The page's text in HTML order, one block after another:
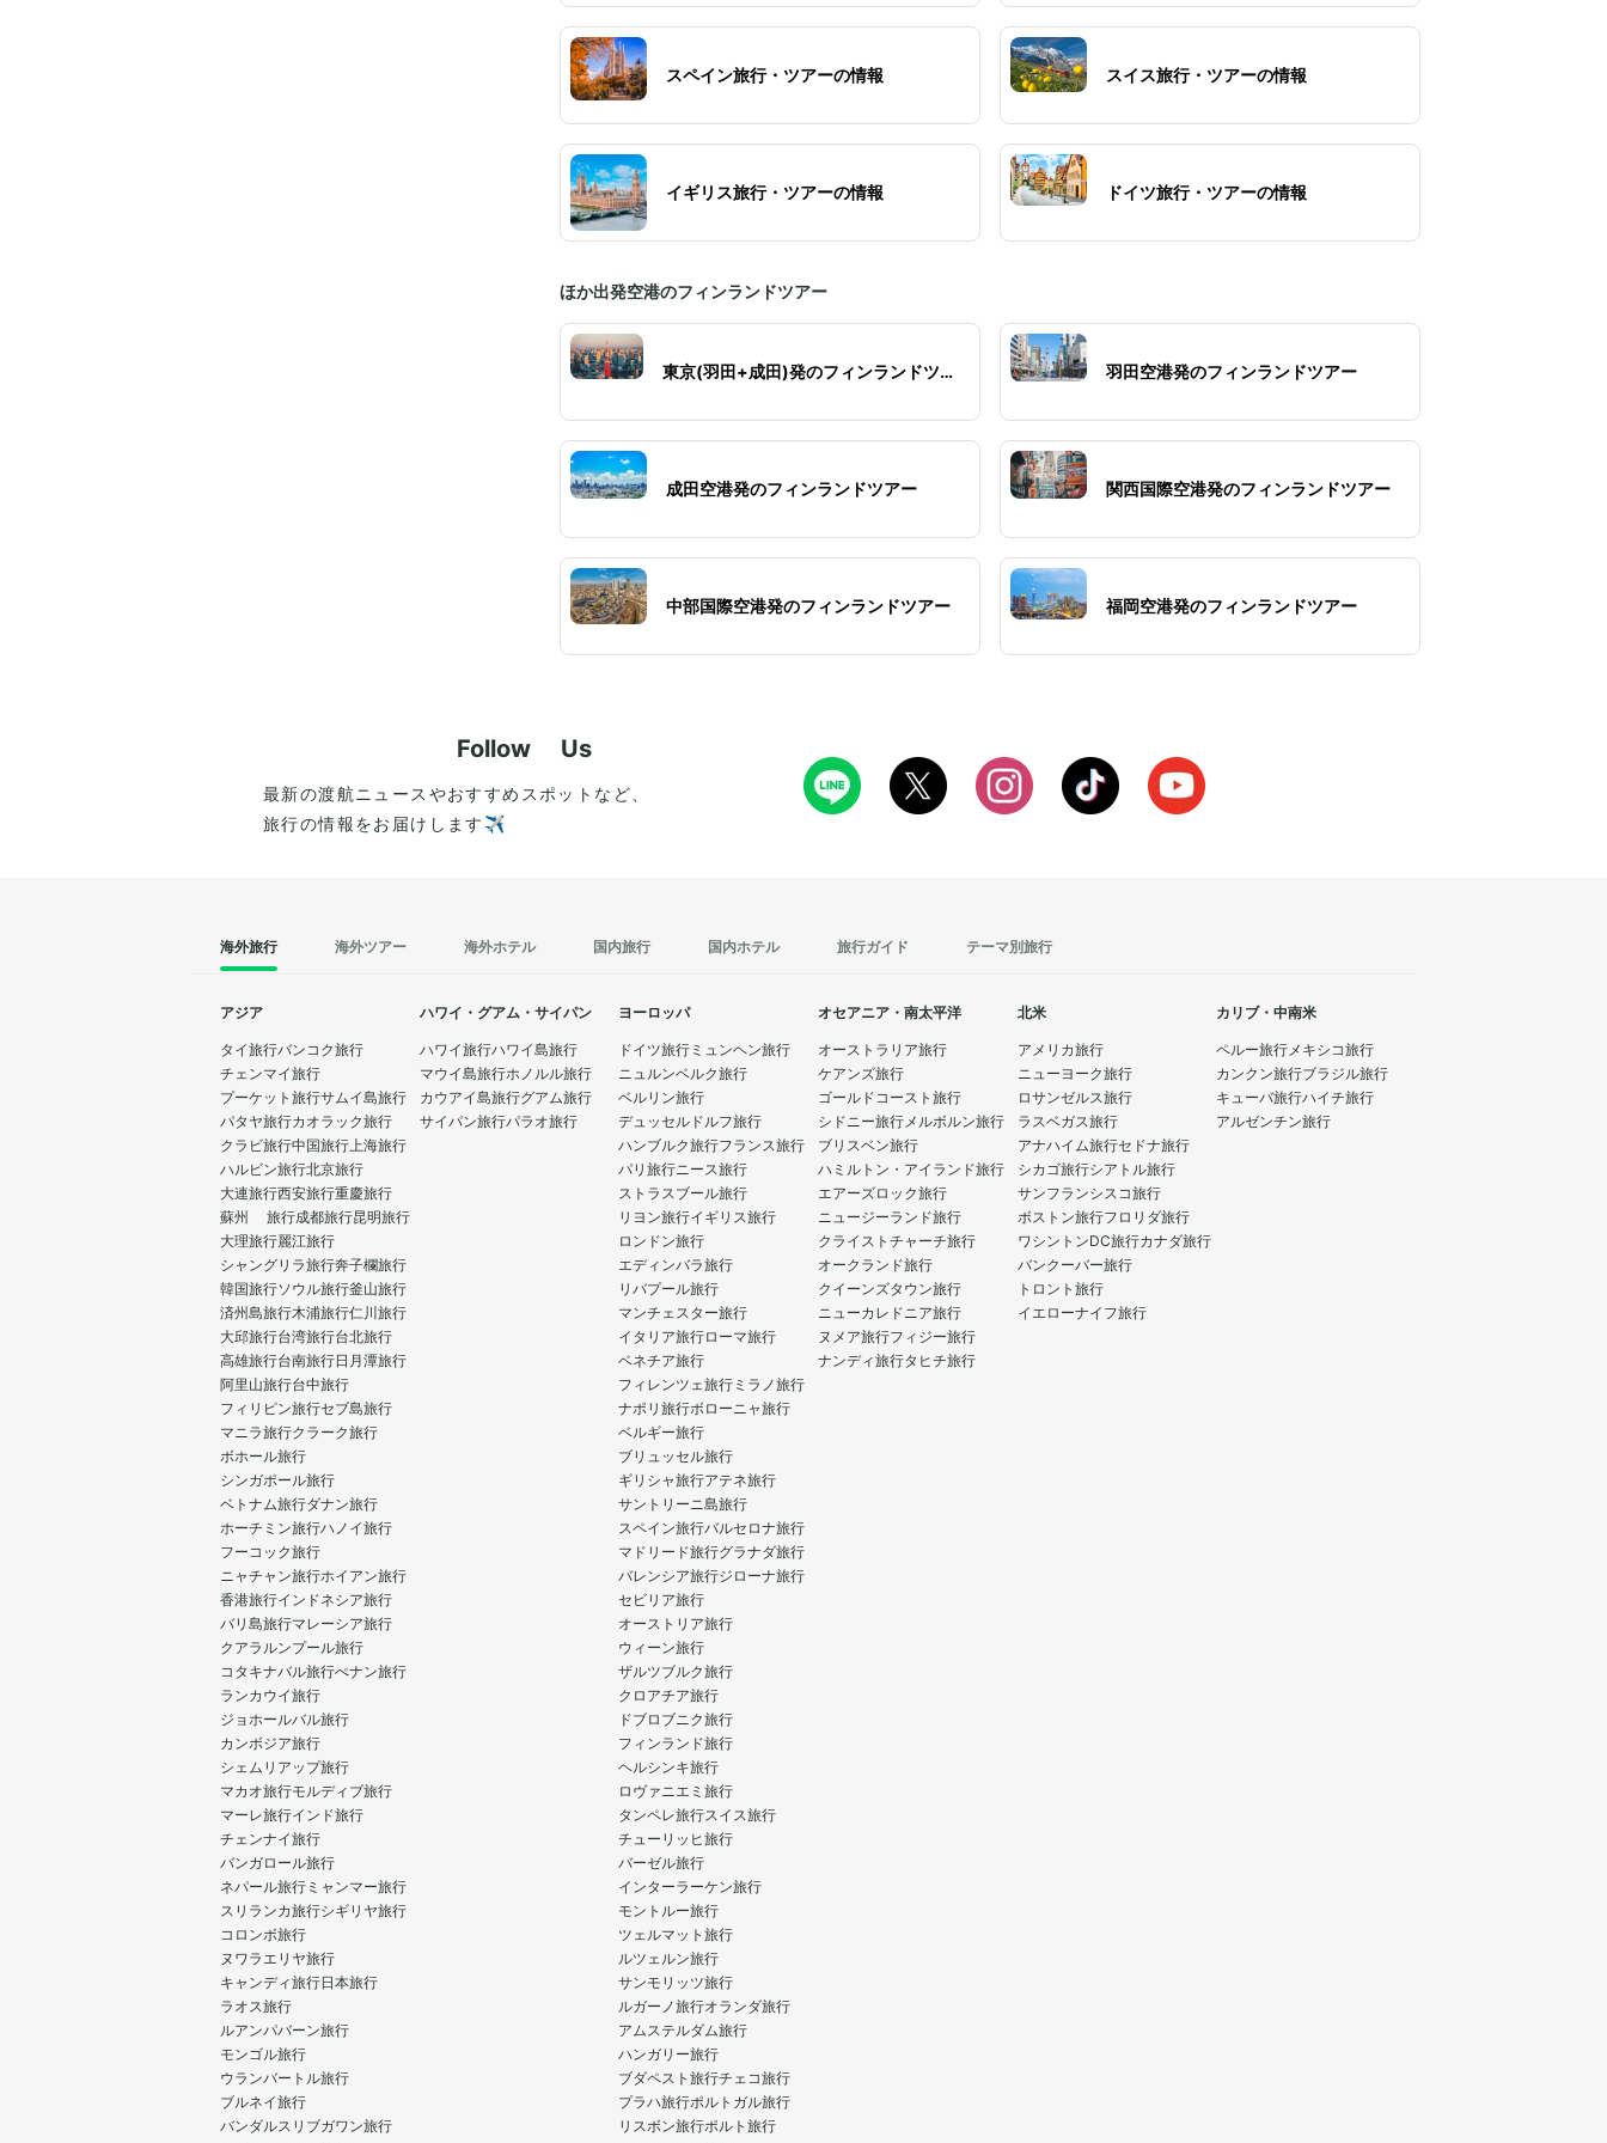
スペイン旅行・ツアーの情報 スイス旅行・ツアーの情報
イギリス旅行・ツアーの情報 ドイツ旅行・ツアーの情報
ほか出発空港のフィンランドツアー
東京(羽田+成田)発のフィンランドツア
羽田空港発のフィンランドツアー
成田空港発のフィンランドツアー 関西国際空港発のフィンランドツアー
中部国際空港発のフィンランドツアー 福岡空港発のフィンランドツアー
Follow Us
最新の渡航ニュースやおすすめスポットなど、
旅行の情報をお届けします✈️
海外旅行 海外ツアー 海外ホテル 国内旅行 国内ホテル 旅行ガイド テーマ別旅行
アジア
タイ旅行バンコク旅行
チェンマイ旅行
プーケット旅行サムイ島旅行
パタヤ旅行カオラック旅行
クラビ旅行中国旅行上海旅行
ハルビン旅行北京旅行
大連旅行西安旅行重慶旅行
蘇州 旅行成都旅行昆明旅行
大理旅行麗江旅行
シャングリラ旅行奔子欄旅行
韓国旅行ソウル旅行釜山旅行
済州島旅行木浦旅行仁川旅行
大邱旅行台湾旅行台北旅行
高雄旅行台南旅行日月潭旅行
阿里山旅行台中旅行
フィリピン旅行セブ島旅行
マニラ旅行クラーク旅行
ボホール旅行
シンガポール旅行
ベトナム旅行ダナン旅行
ホーチミン旅行ハノイ旅行
フーコック旅行
ニャチャン旅行ホイアン旅行
香港旅行インドネシア旅行
バリ島旅行マレーシア旅行
クアラルンプール旅行
コタキナバル旅行ぺナン旅行
ランカウイ旅行
ジョホールバル旅行
カンボジア旅行
シェムリアップ旅行
マカオ旅行モルディブ旅行
マーレ旅行インド旅行
チェンナイ旅行
バンガロール旅行
ネパール旅行 ミャンマー旅行
スリランカ旅行シギリヤ旅行
コロンボ旅行
ヌワラエリヤ旅行
キャンディ旅行日本旅行
ラオス旅行
ルアンパバーン旅行
モンゴル旅行
ウランバートル旅行
ブルネイ旅行
バンダルスリブガワン旅行
ハワイ・グアム・サイパン
ハワイ旅行ハワイ島旅行
マウイ島旅行ホノルル旅行
カウアイ島旅行グアム旅行
サイパン旅行パラオ旅行
ヨーロッパ
ドイツ旅行 ミュンヘン旅行
ニュルンベルク旅行
ベルリン旅行
デュッセルドルフ旅行
ハンブルク旅行フランス旅行
パリ旅行ニース旅行
ストラスブール旅行
リヨン旅行イギリス旅行
ロンドン旅行
エディンバラ旅行
リバプール旅行
マンチェスター旅行
イタリア旅行ローマ旅行
ベネチア旅行
フィレンツェ旅行 ミラノ旅行
ナポリ旅行ボローニャ旅行
ベルギー旅行
ブリュッセル旅行
ギリシャ旅行アテネ旅行
サントリーニ島旅行
スペイン旅行バルセロナ旅行
マドリード旅行グラナダ旅行
バレンシア旅行ジローナ旅行
セビリア旅行
オーストリア旅行
ウィーン旅行
ザルツブルク旅行
クロアチア旅行
ドブロブニク旅行
フィンランド旅行
ヘルシンキ旅行
ロヴァニエミ旅行
タンペレ旅行スイス旅行
チューリッヒ旅行
バーゼル旅行
インターラーケン旅行
モントルー旅行
ツェルマット旅行
ルツェルン旅行
サンモリッツ旅行
ルガーノ旅行オランダ旅行
アムステルダム旅行
ハンガリー旅行
ブダペスト旅行チェコ旅行
プラハ旅行ポルトガル旅行
リスボン旅行ポルト旅行
オセアニア・南太平洋
オーストラリア旅行
ケアンズ旅行
ゴールドコースト旅行
シドニー旅行メルボルン旅行
ブリスベン旅行
ハミルトン・アイランド旅行
エアーズロック旅行
ニュージーランド旅行
クライストチャーチ旅行
オークランド旅行
クイーンズタウン旅行
ニューカレドニア旅行
ヌメア旅行フィジー旅行
ナンディ旅行タヒチ旅行
北米
アメリカ旅行
ニューヨーク旅行
ロサンゼルス旅行
ラスベガス旅行
アナハイム旅行セドナ旅行
シカゴ旅行シアトル旅行
サンフランシスコ旅行
ボストン旅行フロリダ旅行
ワシントンDC旅行カナダ旅行
バンクーバー旅行
トロント旅行
イエローナイフ旅行
カリブ・中南米
ペルー旅行メキシコ旅行
カンクン旅行ブラジル旅行
キューバ旅行ハイチ旅行
アルゼンチン旅行